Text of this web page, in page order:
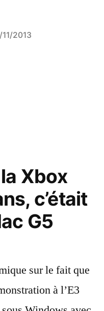
11/2013
Xbox
c’était
G5
sur le fait que
à l’E3